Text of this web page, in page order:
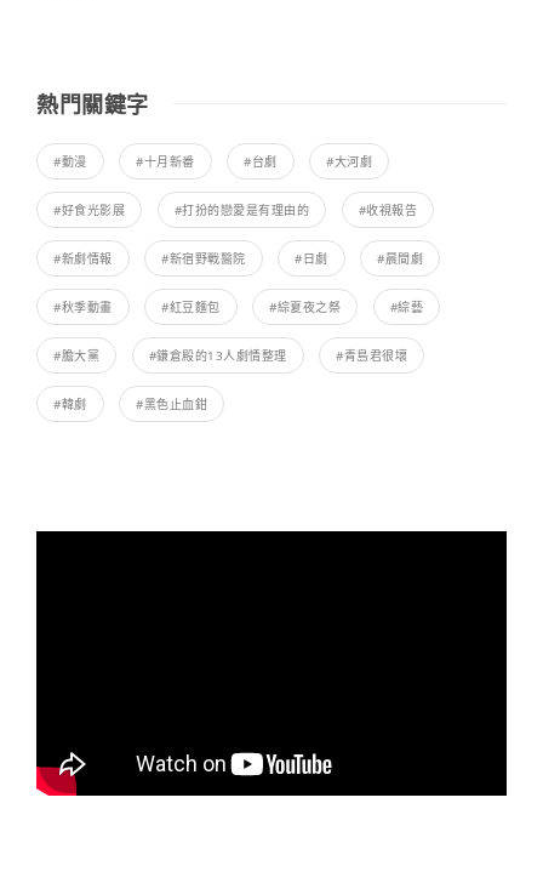
熱門關鍵字
#動漫 #十月新番 #台劇 #大河劇
#好食光影展 #打扮的戀愛是有理由的 #收視報告
#新劇情報 #新宿野戰醫院 #日劇 #晨間劇
#秋季動畫 #紅豆麵包 #綜夏夜之祭 #綜藝
#膽大黨 #鎌倉殿的13人劇情整理 #青島君很壞
#韓劇 #黑色止血鉗